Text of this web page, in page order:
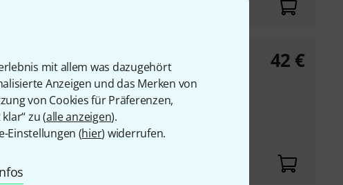
mit allem was dazugehört
Anzeigen und das Merken von
von Cookies für Präferenzen,
zu (alle anzeigen).
Einstellungen (hier) widerrufen.
Akkorde-Spiel und
und Resonatorgitarre
42 €